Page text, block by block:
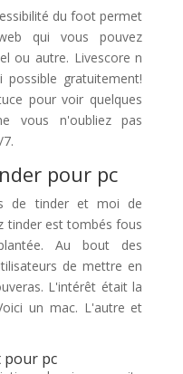
du foot permet
qui vous pouvez
ou autre. Livescore n
gratuitement!
pour voir quelques
vous n'oubliez pas
pour pc
de tinder et moi de
tinder est tombés fous
Au bout des
de mettre en
L'intérêt était la
un mac. L'autre et
pour pc